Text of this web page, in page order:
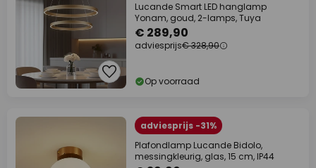
Lucande Smart LED hanglamp
Yonam, goud, 2-lamps, Tuya
€ 289,90
adviesprijs€ 328,90
Op voorraad
adviesprijs -31%
Plafondlamp Lucande Bidolo,
messingkleurig, glas, 15 cm, IP44